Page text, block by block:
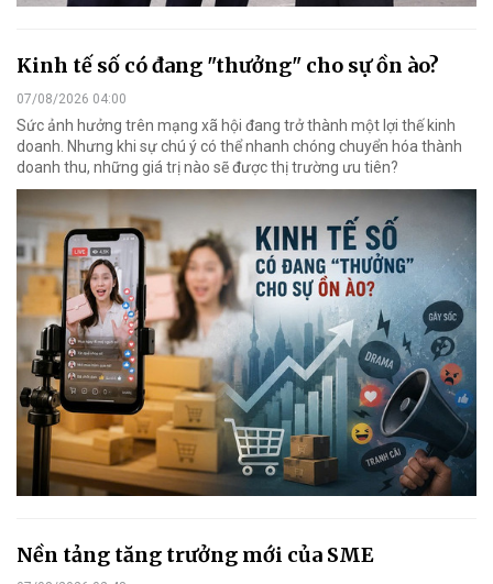
Kinh tế số có đang "thưởng" cho sự ồn ào?
07/08/2026 04:00
Sức ảnh hưởng trên mạng xã hội đang trở thành một lợi thế kinh
doanh. Nhưng khi sự chú ý có thể nhanh chóng chuyển hóa thành
doanh thu, những giá trị nào sẽ được thị trường ưu tiên?
Nền tảng tăng trưởng mới của SME